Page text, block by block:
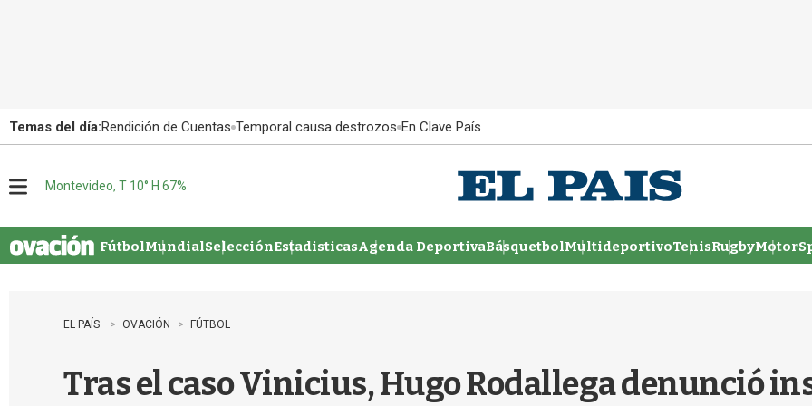
Temas del día:Rendición de Cuentas Temporal causa destrozos En Clave País
u
Montevideo, T 10° H 67%
FútbolMundialSelecciónEstadisticasAgenda DeportivaBásquetbolMultideportivoTenisRugby
EL PAÍS OVACIÓN FÚTBOL
Tras el caso Vinicius, Hugo Rodallega denunció